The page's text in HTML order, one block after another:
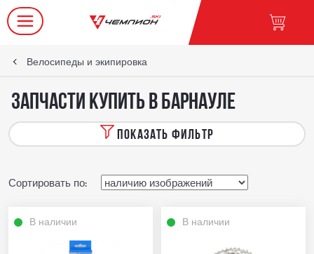
Велосипеды и экипировка
Запчасти купить в Барнауле
ПОКАЗАТЬ ФИЛЬТР
Сортировать по:
В наличии В наличии